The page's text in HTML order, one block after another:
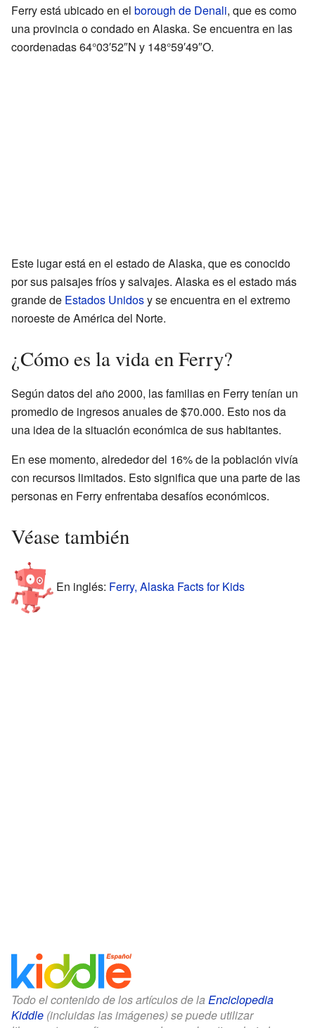
Ferry está ubicado en el borough de Denali, que es como
una provincia o condado en Alaska. Se encuentra en las
coordenadas 64°03′52″N y 148°59′49″O.
Este lugar está en el estado de Alaska, que es conocido
por sus paisajes fríos y salvajes. Alaska es el estado más
grande de Estados Unidosy se encuentra en el extremo
noroeste de América del Norte.
¿Cómo es la vida en Ferry?
Según datos del año 2000, las familias en Ferry tenían un
promedio de ingresos anuales de $70.000. Esto nos da
una idea de la situación económica de sus habitantes.
En ese momento, alrededor del 16% de la población vivía
con recursos limitados. Esto significa que una parte de las
personas en Ferry enfrentaba desafíos económicos.
Véase también
En inglés: Ferry, Alaska Facts for Kids
Todo el contenido de los artículos de la Enciclopedia
Kiddle (incluidas las imágenes) se puede utilizar